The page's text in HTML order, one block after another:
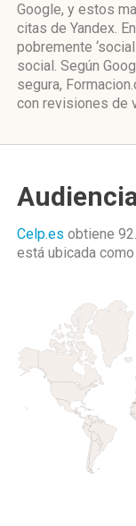
Google, y estos
citas de Yandex.
pobremente
social. Según
segura,
con revisiones de
Celp.es obtiene
está ubicada como